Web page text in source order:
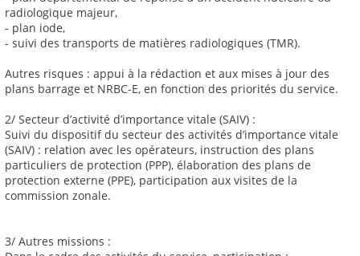
radiologique majeur,
- plan iode,
- suivi des transports de matières radiologiques (TMR).
Autres risques : appui à la rédaction et aux mises à jour des
plans barrage et NRBC-E, en fonction des priorités du service.
2/ Secteur d’activité d’importance vitale (SAIV) :
Suivi du dispositif du secteur des activités d’importance vitale
(SAIV) : relation avec les opérateurs, instruction des plans
particuliers de protection (PPP), élaboration des plans de
protection externe (PPE), participation aux visites de la
commission zonale.
3/ Autres missions :